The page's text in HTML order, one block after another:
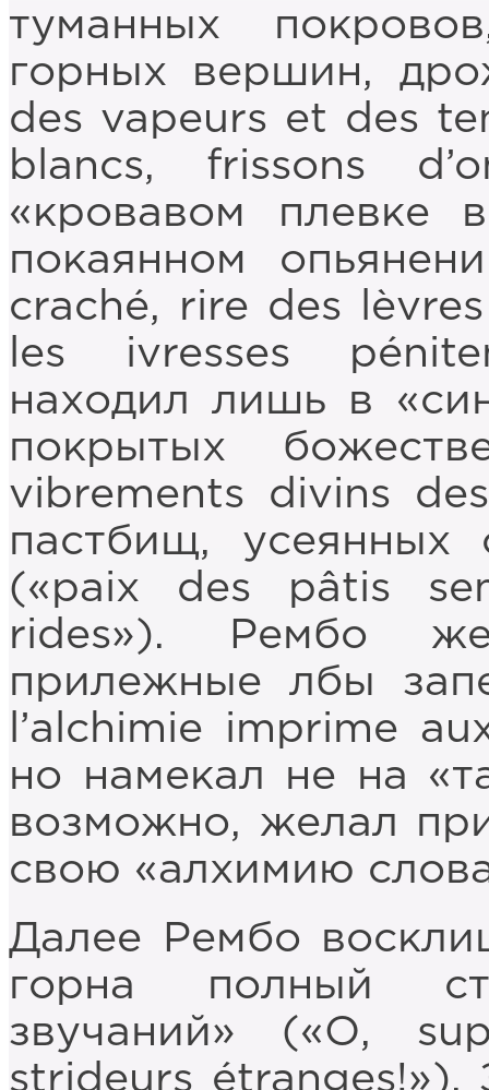
туманных
горных вершин,
des vapeurs et des
blancs, frissons
«кровавом плевке
покаянном
craché, rire des
les ivresses
находил лишь в
покрытых
vibrements divins
пастбищ,
(«paix des pâtis
rides»). Рембо
прилежные лбы
l’alchimie imprime
но намекал не на
возможно, желал
свою «алхимию
Далее Рембо
горна полный
звучаний» («О,
strideurs étranges!»).